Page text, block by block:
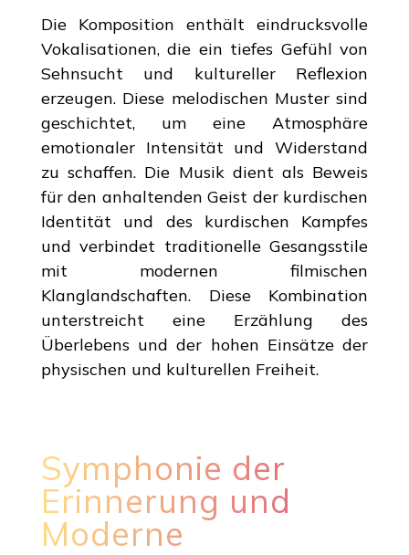
Die Komposition enthält eindrucksvolle
Vokalisationen, die ein tiefes Gefühl von
Sehnsucht und kultureller Reflexion
erzeugen. Diese melodischen Muster sind
geschichtet, um eine Atmosphäre
emotionaler Intensität und Widerstand
zu schaffen. Die Musik dient als Beweis
für den anhaltenden Geist der kurdischen
Identität und des kurdischen Kampfes
und verbindet traditionelle Gesangsstile
mit modernen filmischen
Klanglandschaften. Diese Kombination
unterstreicht eine Erzählung des
Überlebens und der hohen Einsätze der
physischen und kulturellen Freiheit.
Symphonie der
Erinnerung und
Moderne